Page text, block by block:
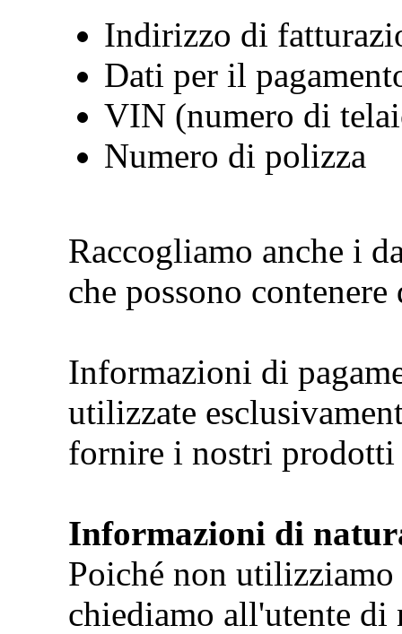
Indirizzo di
Dati per il
VIN (numero di
Numero di polizza
Raccogliamo anche i
che possono
Informazioni di
utilizzate
fornire i nostri prodotti
Informazioni di
Poiché non
chiediamo all'utente